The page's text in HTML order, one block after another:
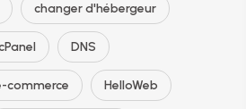
changer d'hébergeur
DNS
commerce HelloWeb